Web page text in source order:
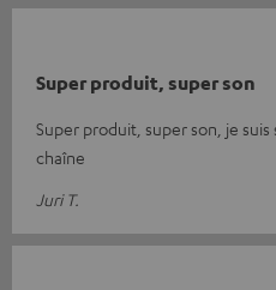
Super produit, super son
Super produit, super son, je
chaîne
Juri T.